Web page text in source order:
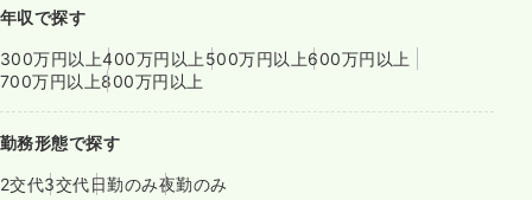
年収で探す
300万円以上400万円以上 500万円以上600万円以上
700万円以上800万円以上
勤務形態で探す
2交代3交代日勤のみ夜勤のみ